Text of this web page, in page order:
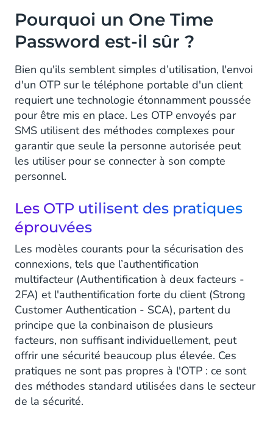
Pourquoi un One Time
Password est-il sûr ?
Bien qu'ils semblent simples d’utilisation, l'envoi
d'un OTP sur le téléphone portable d'un client
requiert une technologie étonnamment poussée
pour être mis en place. Les OTP envoyés par
SMS utilisent des méthodes complexes pour
garantir que seule la personne autorisée peut
les utiliser pour se connecter à son compte
personnel.
Les OTP utilisent des pratiques
éprouvées
Les modèles courants pour la sécurisation des
connexions, tels que l’authentification
multifacteur (Authentification à deux facteurs -
2FA) et l'authentification forte du client (Strong
Customer Authentication - SCA), partent du
principe que la conbinaison de plusieurs
facteurs, non suffisant individuellement, peut
offrir une sécurité beaucoup plus élevée. Ces
pratiques ne sont pas propres à l'OTP : ce sont
des méthodes standard utilisées dans le secteur
de la sécurité.